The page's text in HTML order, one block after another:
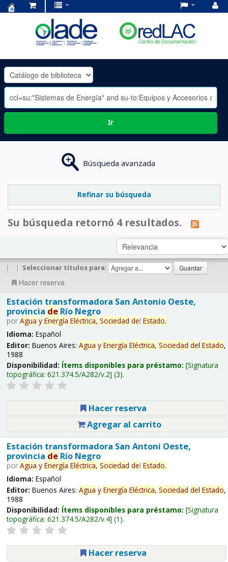
OLADE
-
Ir
Búsqueda avanzada
Refinar su búsqueda
Su búsqueda retornó 4 resultados.
| | Seleccionar títulos para:
Hacer reserva
Estación transformadora San Antonio Oeste,
provincia deRío Negro
por Agua y Energía Eléctrica, Sociedad del Estado.
Idioma: Español
Editor: Buenos Aires: Agua y Energía Eléctrica, Sociedad del Estado,
1988
Disponibilidad: Ítems disponibles para préstamo: Signatura
topográfica: 621.374.5/A282/v.2 (3).
Hacer reserva
Agregar al carrito
Estación transformadora San Antoni Oeste,
provincia deRío Negro
por Agua y Energía Eléctrica, Sociedad del Estado.
Idioma: Español
Editor: Buenos Aires: Agua y Energía Eléctrica, Sociedad del Estado,
1988
Disponibilidad: Ítems disponibles para préstamo: Signatura
topográfica: 621.374.5/A282/v.4 (1).
Hacer reserva